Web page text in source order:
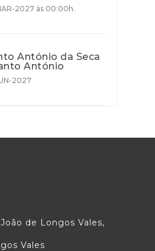
2027 às 00:00h.
António da Seca
António
2027
de Longos Vales,
Vales